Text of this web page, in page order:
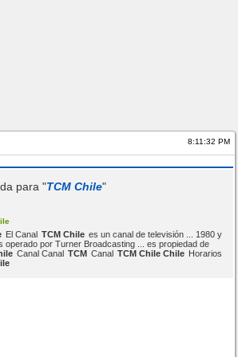
8:11:32 PM
para "TCM Chile"
El Canal TCM Chile es un canal de televisión ... 1980 y
operado por Turner Broadcasting ... es propiedad de
Canal Canal TCM Canal TCM Chile Chile Horarios